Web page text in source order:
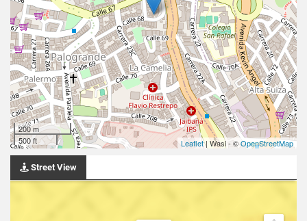
200 m
500 ft
Leaflet| Wasi - ©OpenStreetMap
Street View